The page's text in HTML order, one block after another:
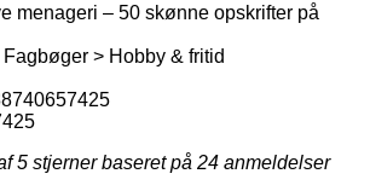
menageri – 50 skønne opskrifter på
Fagbøger > Hobby & fritid
5 stjerner baseret på 24 anmeldelser